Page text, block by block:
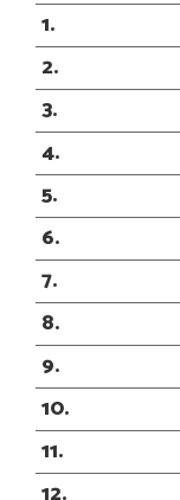
1
2
3
4
5
6
7
8
9
10
11